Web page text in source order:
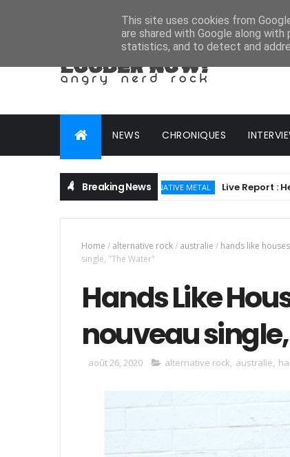
NEWS CHRONIQUES
Breaking News
ALTERNATIVE METAL Live Report : Hellfest
Home / alternative rock/ australie / hands like houses
single, "The Water"
Hands Like
nouveau
août 26, 2020 alternative rock, australie,
This site uses cookies from
are shared with Google along
statistics, and to detect and